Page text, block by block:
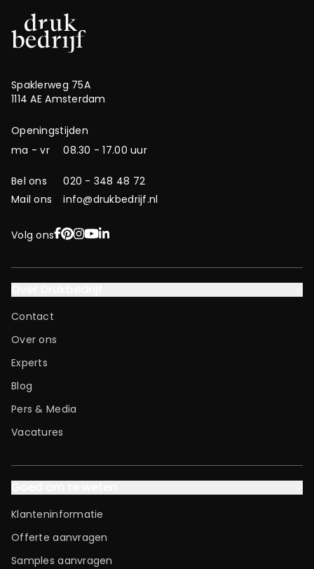
Spaklerweg 75A
1114 AE Amsterdam
Openingstijden
ma - vr
08.30 - 17.00 uur
Bel ons
020 - 348 48 72
Mail ons
info@drukbedrijf.nl
Volg onsFacebook
Pinterest
Instagram
YouTube
LinkedIn
Contact
Over ons
Experts
Blog
Pers & Media
Vacatures
Klanteninformatie
Offerte aanvragen
Samples aanvragen